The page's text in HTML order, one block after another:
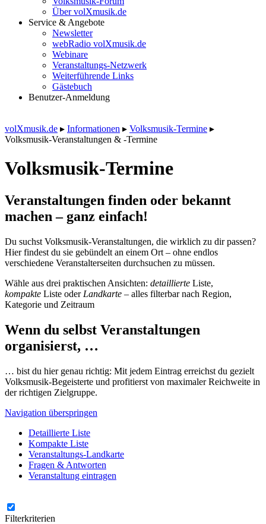
Über volXmusik.de
Service & Angebote
Newsletter
webRadio volXmusik.de
Webinare
Veranstaltungs-Netzwerk
Weiterführende Links
Gästebuch
Benutzer-Anmeldung
volXmusik.de ▸ Informationen ▸ Volksmusik-Termine ▸
Volksmusik-Veranstaltungen & -Termine
Volksmusik-Termine
Veranstaltungen finden oder bekannt
machen – ganz einfach!
Du suchst Volksmusik-Veranstaltungen, die wirklich zu dir passen?
Hier findest du sie gebündelt an einem Ort – ohne endlos
verschiedene Veranstalterseiten durchsuchen zu müssen.
Wähle aus drei praktischen Ansichten: detaillierte Liste,
kompakte Liste oder Landkarte – alles filterbar nach Region,
Kategorie und Zeitraum
Wenn du selbst Veranstaltungen
organisierst, …
… bist du hier genau richtig: Mit jedem Eintrag erreichst du gezielt
Volksmusik-Begeisterte und profitierst von maximaler Reichweite in
der richtigen Zielgruppe.
Navigation überspringen
Detaillierte Liste
Kompakte Liste
Veranstaltungs-Landkarte
Fragen & Antworten
Veranstaltung eintragen
Filterkriterien